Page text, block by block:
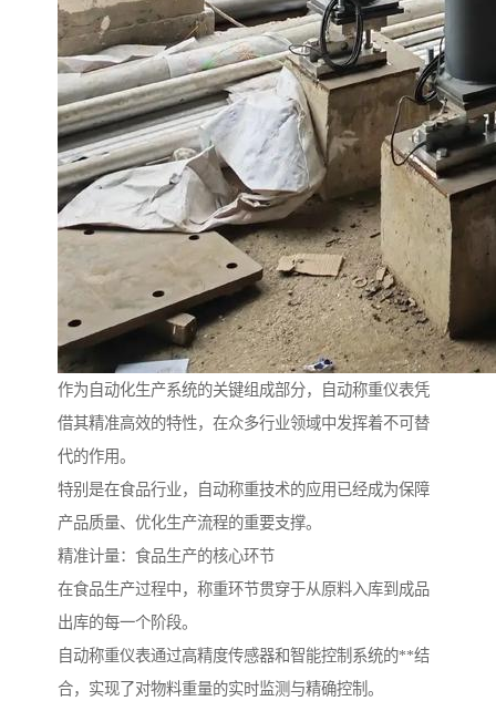
作为自动化生产系统的关键组成部分，自动称重仪表凭
借其精准高效的特性，在众多行业领域中发挥着不可替
代的作用。
特别是在食品行业，自动称重技术的应用已经成为保障
产品质量、优化生产流程的重要支撑。
精准计量：食品生产的核心环节
在食品生产过程中，称重环节贯穿于从原料入库到成品
出库的每一个阶段。
自动称重仪表通过高精度传感器和智能控制系统的**结
合，实现了对物料重量的实时监测与精确控制。